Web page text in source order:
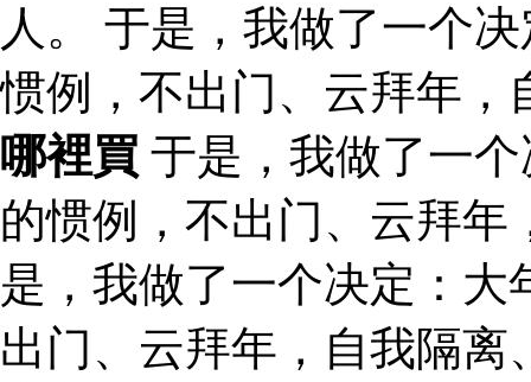
人。 于是，我做了一个
惯例，不出门、云拜年
哪裡買 于是，我做了一
的惯例，不出门、云拜年
是，我做了一个决定：
出门、云拜年，自我隔